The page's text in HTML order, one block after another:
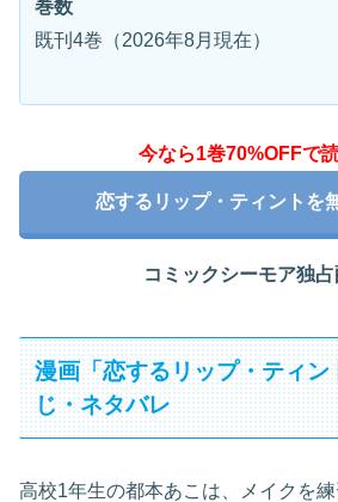
巻数
既刊4巻（2026年8月現在）
今なら1巻70%OFFで
恋するリップ・ティントを
コミックシーモア独
漫画「恋するリップ・ティン
じ・ネタバレ
高校1年生の都本あこは、メイクを